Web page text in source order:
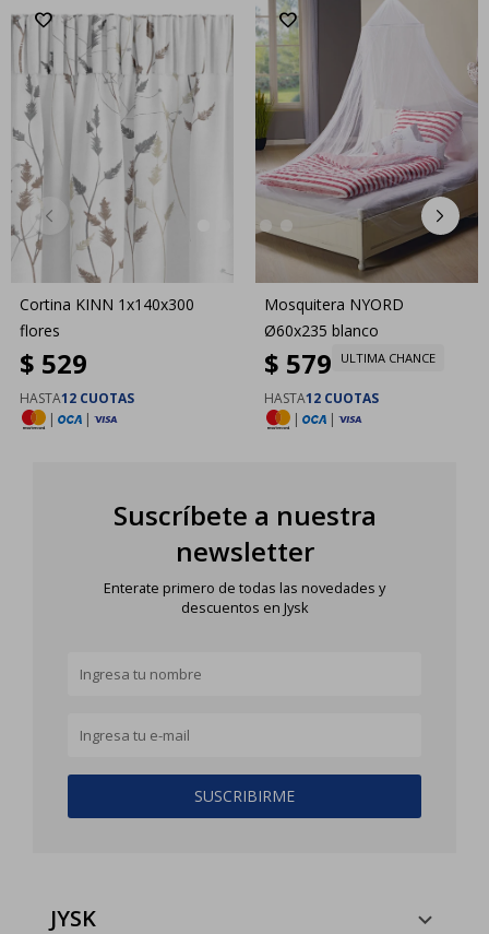
Cortina KINN 1x140x300
flores
$ 529
HASTA12 CUOTAS
|
|
Mosquitera NYORD
Ø60x235 blanco
$ 579 ULTIMA CHANCE
HASTA12 CUOTAS
|
|
Suscríbete a nuestra
newsletter
Enterate primero de todas las novedades y
descuentos en Jysk
SUSCRIBIRME
JYSK